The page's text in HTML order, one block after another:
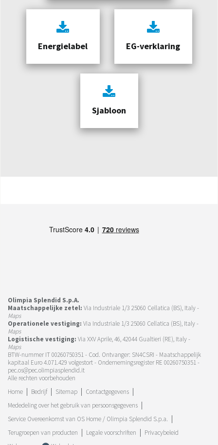
Energielabel EG-verklaring
Sjabloon
Olimpia Splendid S.p.A.
Maatschappelijke zetel: Via Industriale 1/3 25060 Cellatica (BS), Italy -
Maps
Operationele vestiging: Via Industriale 1/3 25060 Cellatica (BS), Italy -
Maps
Logistische vestiging: Via XXV Aprile, 46, 42044 Gualtieri (RE), Italy -
Maps
BTW-nummer IT 00260750351 - Cod. Ontvanger: SN4CSRI - Maatschappelijk
kapitaal Euro 4.071.429 volgestort - Ondernemingsregister RE 00260750351 -
pec.os@pec.olimpiasplendid.it
Alle rechten voorbehouden
Home
Bedrijf Sitemap
Contactgegevens
Mededeling over het gebruik van persoonsgegevens
Service Overeenkomst van OS Home / Olimpia Splendid S.p.a.
Terugroepen van producten
Legale voorschriften
Privacybeleid